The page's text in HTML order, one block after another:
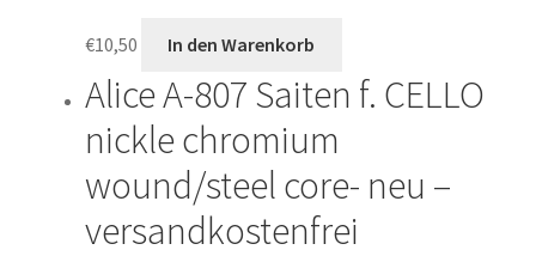
€10,50 In den Warenkorb
Alice A-807 Saiten f. CELLO
nickle chromium
wound/steel core- neu –
versandkostenfrei